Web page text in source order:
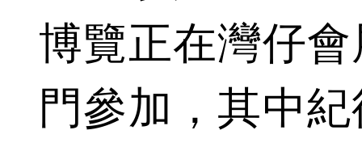
博覽正在灣仔
門參加，其中